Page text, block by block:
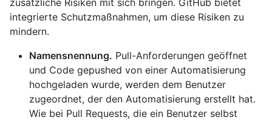
integrierte Schutzmaßnahmen, um diese Risiken zu
mindern.
Namensnennung. Pull-Anforderungen geöffnet
und Code gepushed von einer Automatisierung
hochgeladen wurde, werden dem Benutzer
zugeordnet, der den Automatisierung erstellt hat.
Wie bei Pull Requests, die ein Benutzer selbst